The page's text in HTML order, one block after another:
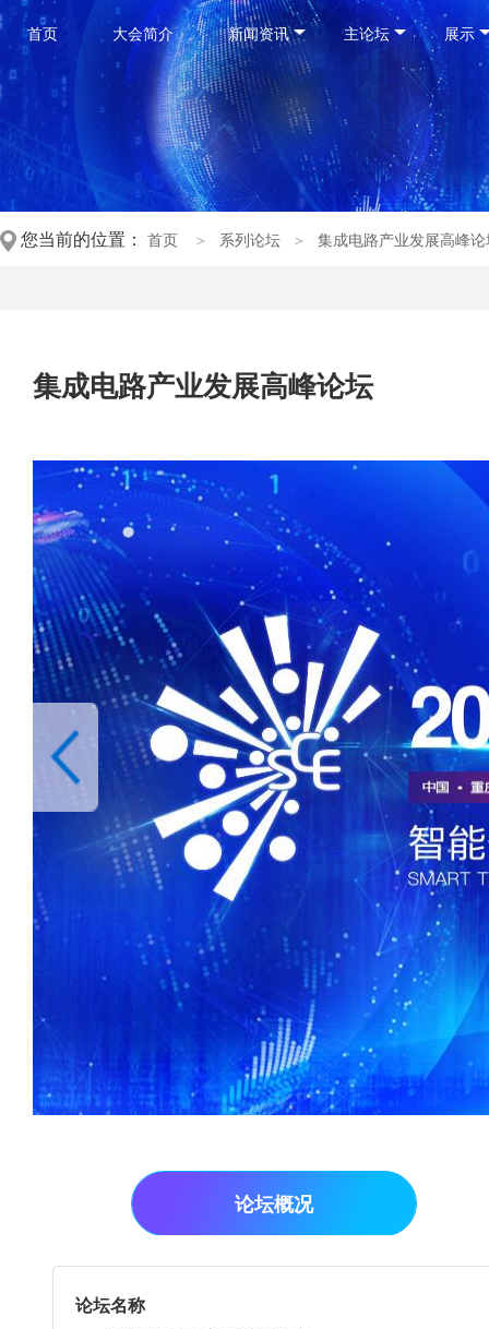
首页 大会简介 新闻资讯 主论坛 展示
您当前的位置： 首页 ＞ 系列论坛 ＞ 集成电路产业发展高峰
集成电路产业发展高峰论坛
论坛概况
论坛名称